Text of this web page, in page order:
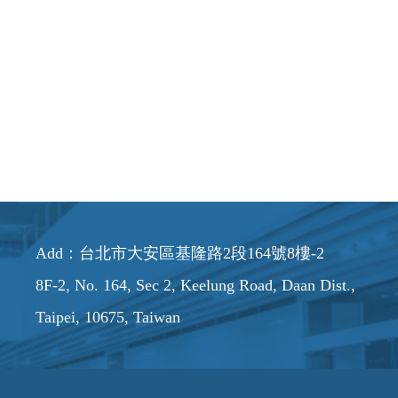
Add：台北市大安區基隆路2段164號8樓-2
8F-2, No. 164, Sec 2, Keelung Road, Daan Dist.,
Taipei, 10675, Taiwan